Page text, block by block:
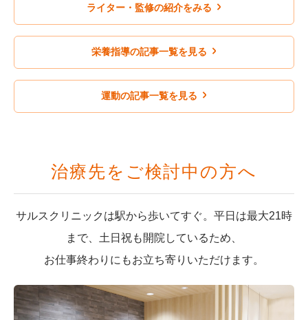
ライター・監修の紹介をみる
栄養指導の記事一覧を見る
運動の記事一覧を見る
治療先をご検討中の方へ
サルスクリニックは駅から歩いてすぐ。平日は最大21時
まで、土日祝も開院しているため、
お仕事終わりにもお立ち寄りいただけます。